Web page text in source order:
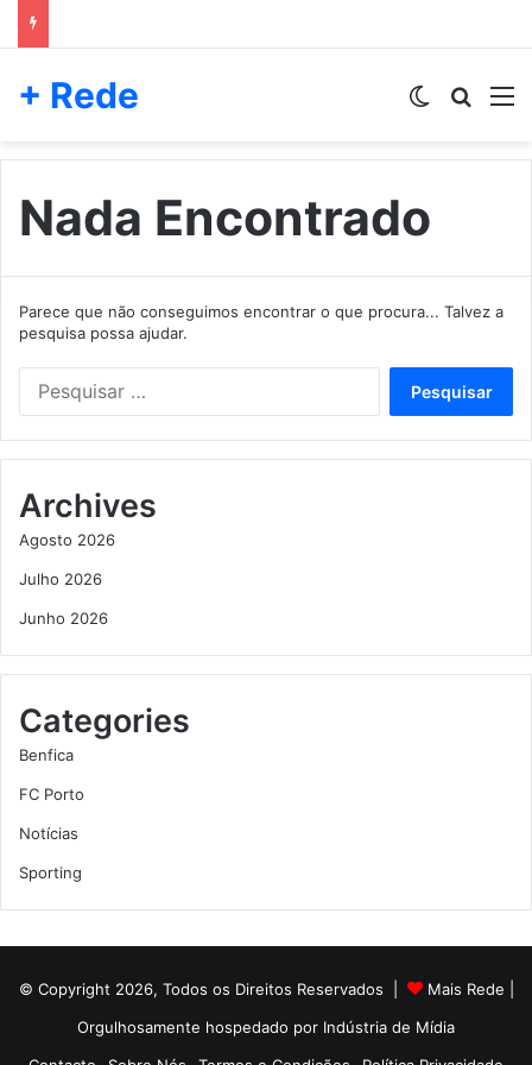
+ Rede Switch skin
Nada Encontrado
Parece que não conseguimos encontrar o que procura... Talvez a
pesquisa possa ajudar.
Archives
Agosto 2026
Julho 2026
Junho 2026
Categories
Benfica
FC Porto
Notícias
Sporting
© Copyright 2026, Todos os Direitos Reservados | Mais Rede
Orgulhosamente hospedado por Indústria de Mídia